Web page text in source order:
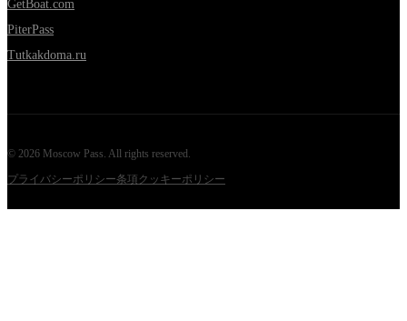
GetBoat.com
PiterPass
Tutkakdoma.ru
© 2026 Moscow Pass. All rights reserved.
プライバシーポリシー条項 クッキーポリシー